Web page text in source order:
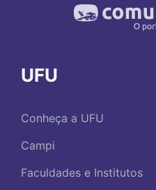
UFU
Conheça a UFU
Campi
Faculdades e Institutos